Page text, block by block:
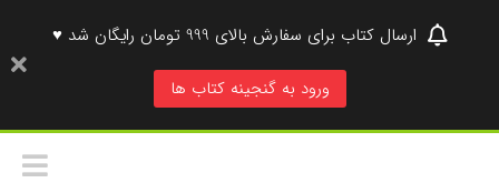
ارسال کتاب برای سفارش بالای 999 تومان رایگان شد ♥
ورود به گنجینه کتاب ها